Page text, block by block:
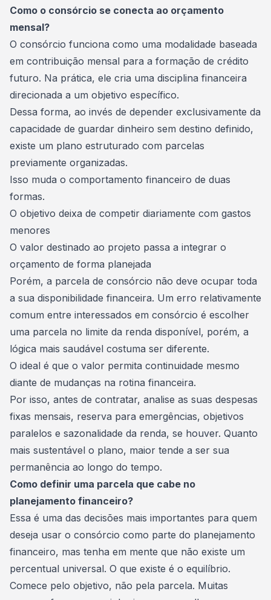
Como o consórcio se conecta ao orçamento
mensal?
O consórcio funciona como uma modalidade baseada
em contribuição mensal para a formação de crédito
futuro. Na prática, ele cria uma disciplina financeira
direcionada a um objetivo específico.
Dessa forma, ao invés de depender exclusivamente da
capacidade de guardar dinheiro sem destino definido,
existe um plano estruturado com parcelas
previamente organizadas.
Isso muda o comportamento financeiro de duas
formas.
O objetivo deixa de competir diariamente com gastos
menores
O valor destinado ao projeto passa a integrar o
orçamento de forma planejada
Porém, a parcela de consórcio não deve ocupar toda
a sua disponibilidade financeira. Um erro relativamente
comum entre interessados em consórcio é escolher
uma parcela no limite da renda disponível, porém, a
lógica mais saudável costuma ser diferente.
O ideal é que o valor permita continuidade mesmo
diante de mudanças na rotina financeira.
Por isso, antes de contratar, analise as suas despesas
fixas mensais, reserva para emergências, objetivos
paralelos e sazonalidade da renda, se houver. Quanto
mais sustentável o plano, maior tende a ser sua
permanência ao longo do tempo.
Como definir uma parcela que cabe no
planejamento financeiro?
Essa é uma das decisões mais importantes para quem
deseja usar o consórcio como parte do planejamento
financeiro, mas tenha em mente que não existe um
percentual universal. O que existe é o equilíbrio.
Comece pelo objetivo, não pela parcela. Muitas